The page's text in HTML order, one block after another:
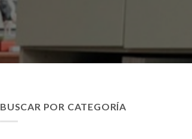
BUSCAR POR CATEGORÍA